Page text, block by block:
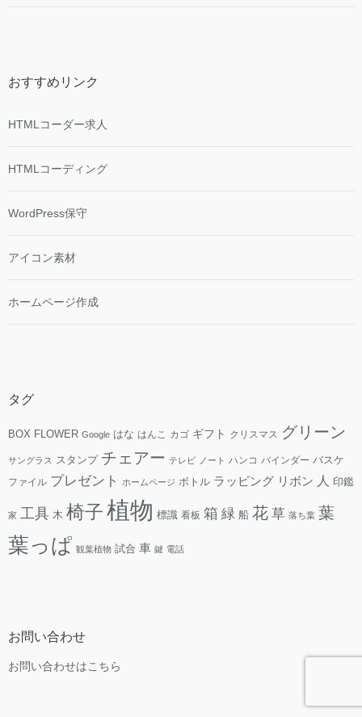
おすすめリンク
HTMLコーダー求人
HTMLコーディング
WordPress保守
アイコン素材
ホームページ作成
タグ
BOX FLOWER Google はな はんこ カゴ ギフト クリスマス グリーン
サングラス スタンプ チェアー テレビ ノート ハンコ バインダー バスケ
ファイル プレゼント ホームページ ボトル ラッピング リボン 人 印鑑
家 工具 木 椅子植物 標識 看板 箱 緑 船 花 草 落ち葉 葉
葉っぱ 観葉植物 試合 車 鍵 電話
お問い合わせ
お問い合わせはこちら